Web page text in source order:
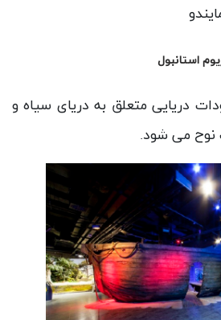
استانبول
دریایی متعلق به دریای سیاه و
نوح می شود.